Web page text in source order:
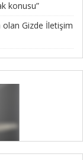
konusu”
olan Gizde İletişim